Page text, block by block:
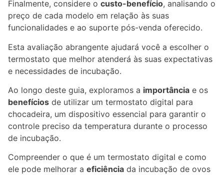
Finalmente, considere o custo-benefício, analisando o
preço de cada modelo em relação às suas
funcionalidades e ao suporte pós-venda oferecido.
Esta avaliação abrangente ajudará você a escolher o
termostato que melhor atenderá às suas expectativas
e necessidades de incubação.
Ao longo deste guia, exploramos a importância e os
benefícios de utilizar um termostato digital para
chocadeira, um dispositivo essencial para garantir o
controle preciso da temperatura durante o processo
de incubação.
Compreender o que é um termostato digital e como
ele pode melhorar a eficiência da incubação de ovos